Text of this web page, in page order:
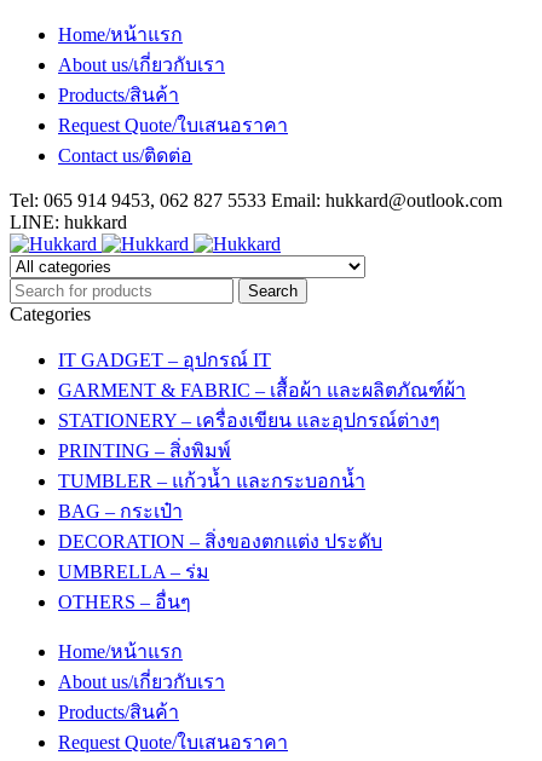
Home/หน้าแรก
About us/เกี่ยวกับเรา
Products/สินค้า
Request Quote/ใบเสนอราคา
Contact us/ติดต่อ
Tel: 065 914 9453, 062 827 5533 Email: hukkard@outlook.com
LINE: hukkard
Categories
IT GADGET – อุปกรณ์ IT
GARMENT & FABRIC – เสื้อผ้า และผลิตภัณฑ์ผ้า
STATIONERY – เครื่องเขียน และอุปกรณ์ต่างๆ
PRINTING – สิ่งพิมพ์
TUMBLER – แก้วน้ำ และกระบอกน้ำ
BAG – กระเป๋า
DECORATION – สิ่งของตกแต่ง ประดับ
UMBRELLA – ร่ม
OTHERS – อื่นๆ
Home/หน้าแรก
About us/เกี่ยวกับเรา
Products/สินค้า
Request Quote/ใบเสนอราคา